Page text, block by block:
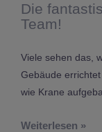
Die
Team!
Viele sehen das,
Gebäude
wie Krane
Weiterlesen »